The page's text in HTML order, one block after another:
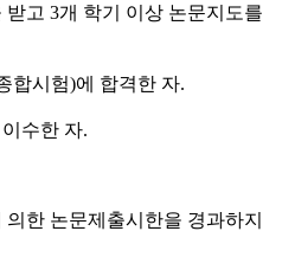
고 3개 학기 이상 논문지도를
합시험)에 합격한 자.
수한 자.
한 논문제출시한을 경과하지